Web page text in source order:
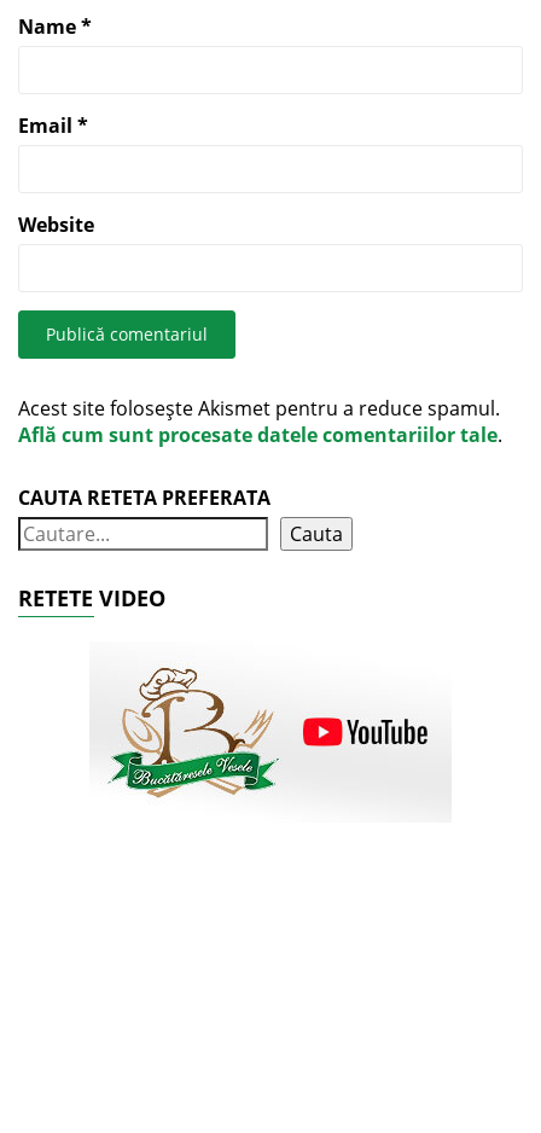
Name*
Email *
Website
Acest site folosește Akismet pentru a reduce spamul.
Află cum sunt procesate datele comentariilor tale.
CAUTA RETETA PREFERATA
Cauta
RETETE VIDEO